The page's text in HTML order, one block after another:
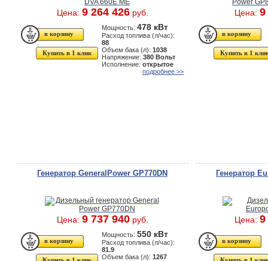
Цена: 9 264 426руб.
Купить в 1 клик
Мощность: 478 кВт
Расход топлива (л/час):
88
Объем бака (л): 1038
Напряжение: 380 Вольт
Исполнение: открытое
подробнее >>
Цена: 9
Купить в 1
Генератор GeneralPower GP770DN
Цена: 9 737 940руб.
Мощность: 550 кВт
Расход топлива (л/час):
81.9
Объем бака (л): 1267
Генератор
Цена: 9